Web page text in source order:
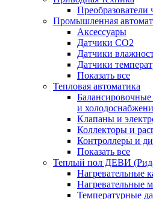
Преобразователи
Промышленная
Аксессуары
Датчики CO2
Датчики
Датчики
Показать все
Тепловая автоматика
и
Клапаны и
Коллекторы и
Контроллеры и
Показать все
Теплый пол ДЕВИ
Нагревательные
Нагревательные
Температурные